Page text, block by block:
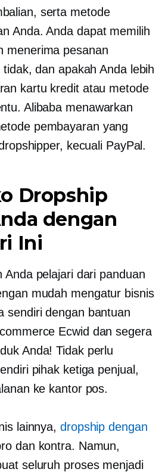
serta metode
Anda. Anda dapat memilih
menerima pesanan
dan apakah Anda lebih
kartu kredit atau metode
Alibaba menawarkan
pembayaran yang
kecuali PayPal.
Dropship
dengan
Ini
Anda pelajari dari panduan
mudah mengatur bisnis
sendiri dengan bantuan
Ecwid dan segera
Anda! Tidak perlu
pihak ketiga penjual,
ke kantor pos.
lainnya, dropship dengan
dan kontra. Namun,
seluruh proses menjadi